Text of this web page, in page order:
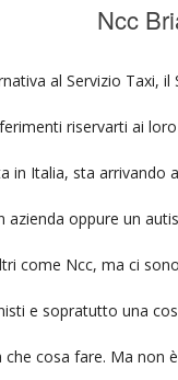
Ncc
al Servizio Taxi,
riservarti ai
in Italia, sta arrivando
oppure un
come Ncc, ma ci
e sopratutto una
cosa fare. Ma non